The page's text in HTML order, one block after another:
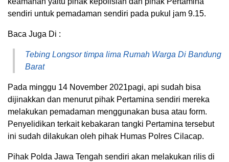
Baca Juga Di :
Tebing Longsor timpa lima Rumah Warga Di Bandung
Pada minggu 14 November 2021pagi, api sudah bisa
melakukan pemadaman menggunakan busa atau form.
Penyelidikan terkait kebakaran tangki Pertamina tersebut
ini sudah dilakukan oleh pihak Humas Polres Cilacap.
Pihak Polda Jawa Tengah sendiri akan melakukan rilis di